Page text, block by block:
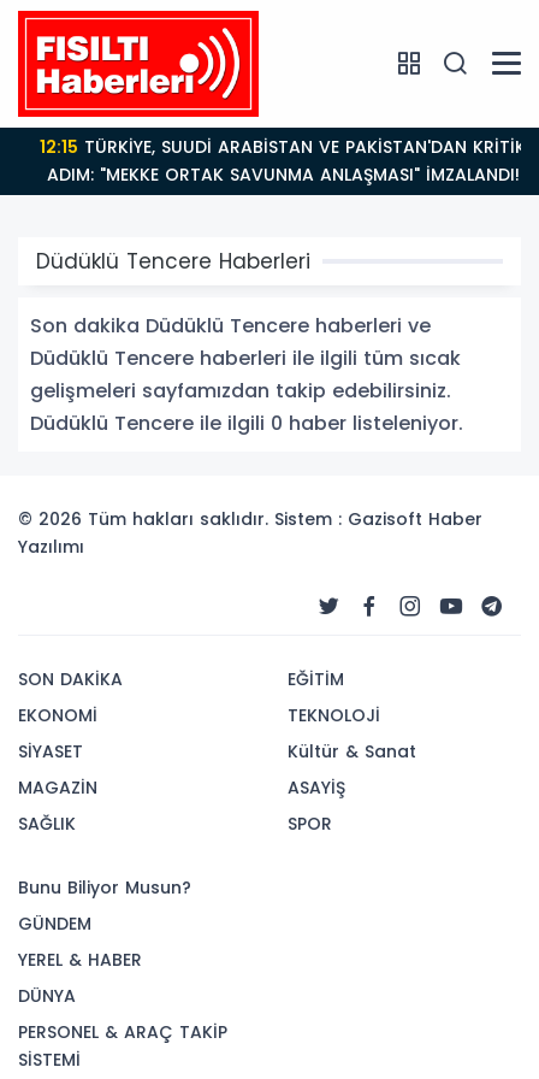
12:15TÜRKİYE, SUUDİ ARABİSTAN VE PAKİSTAN'DAN KRİTİK
ADIM: "MEKKE ORTAK SAVUNMA ANLAŞMASI" İMZALANDI!
Düdüklü Tencere Haberleri
Son dakika Düdüklü Tencere haberleri ve
Düdüklü Tencere haberleri ile ilgili tüm sıcak
gelişmeleri sayfamızdan takip edebilirsiniz.
Düdüklü Tencere ile ilgili 0 haber listeleniyor.
© 2026 Tüm hakları saklıdır. Sistem : Gazisoft Haber
Yazılımı
SON DAKİKA
EKONOMİ
SİYASET
MAGAZİN
SAĞLIK
EĞİTİM
TEKNOLOJİ
Kültür & Sanat
ASAYİŞ
SPOR
Bunu Biliyor Musun?
GÜNDEM
YEREL & HABER
DÜNYA
PERSONEL & ARAÇ TAKİP
SİSTEMİ